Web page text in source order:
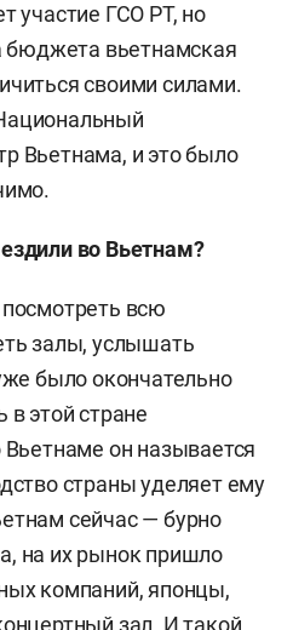
участие ГСО РТ, но
бюджета вьетнамская
своими силами.
Вьетнама, и это было
во Вьетнам?
всю
залы, услышать
было окончательно
в этой стране
он называется
страны уделяет ему
сейчас — бурно
на их рынок пришло
компаний, японцы,
зал. И такой